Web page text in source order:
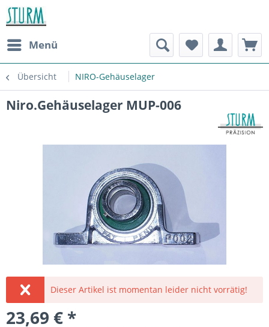
Menü
Übersicht NIRO-Gehäuselager
Niro.Gehäuselager MUP-006
Dieser Artikel ist momentan leider nicht vorrätig!
23,69 € *